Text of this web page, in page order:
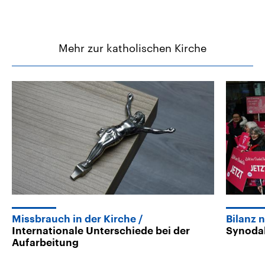
Mehr zur katholischen Kirche
Missbrauch in der Kirche
Internationale Unterschiede bei der
Aufarbeitung
Bilanz